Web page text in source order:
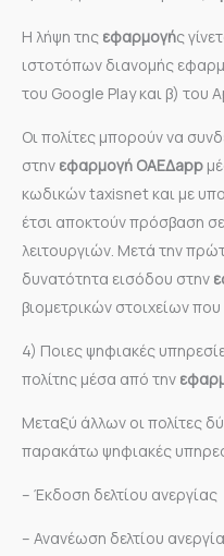
Η λήψη της εφαρμογής
ιστοτόπων διανομής
του Google Play και β) του
Οι πολίτες μπορούν να
στην εφαρμογή ΟΑΕΔapp
κωδικών taxisnet και με
έτσι αποκτούν πρόσβαση
λειτουργιών. Μετά την
δυνατότητα εισόδου στην
βιομετρικών στοιχείων
4) Ποιες ψηφιακές
πολίτης μέσα από την
Μεταξύ άλλων οι πολίτες
παρακάτω ψηφιακές
– Έκδοση δελτίου ανεργίας
– Ανανέωση δελτίου